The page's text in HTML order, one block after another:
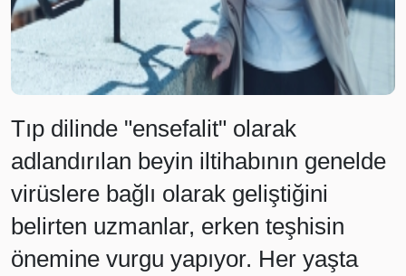
Tıp dilinde "ensefalit" olarak
adlandırılan beyin iltihabının genelde
virüslere bağlı olarak geliştiğini
belirten uzmanlar, erken teşhisin
önemine vurgu yapıyor. Her yaşta